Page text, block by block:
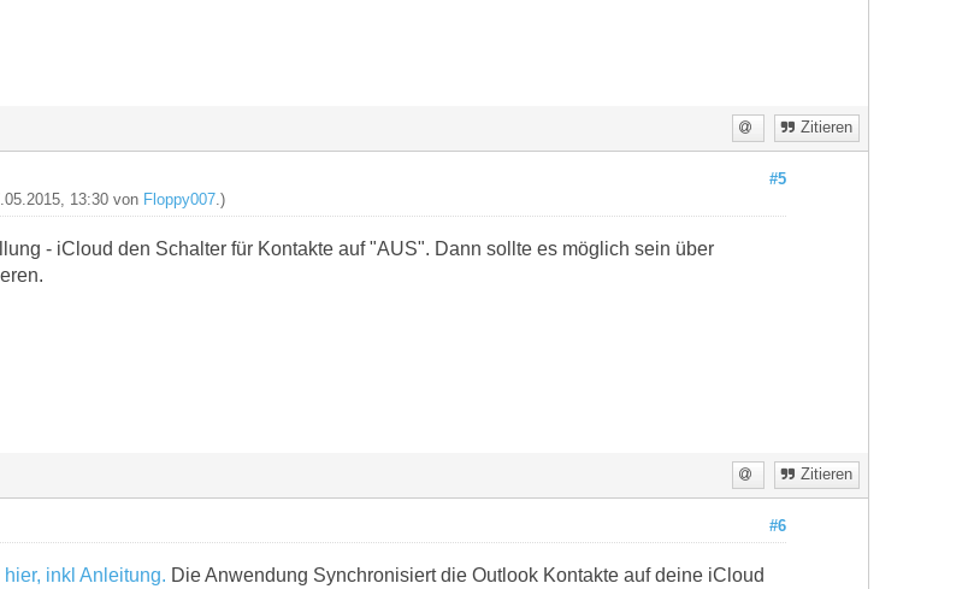
Zitieren
#5
13:30 von Floppy007.)
- iCloud den Schalter für Kontakte auf "AUS". Dann sollte es möglich sein über
Zitieren
#6
hier, inkl Anleitung. Die Anwendung Synchronisiert die Outlook Kontakte auf deine iCloud